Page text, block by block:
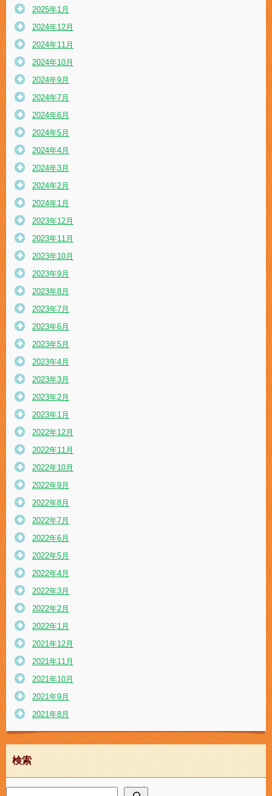
2025年1月
2024年12月
2024年11月
2024年10月
2024年9月
2024年7月
2024年6月
2024年5月
2024年4月
2024年3月
2024年2月
2024年1月
2023年12月
2023年11月
2023年10月
2023年9月
2023年8月
2023年7月
2023年6月
2023年5月
2023年4月
2023年3月
2023年2月
2023年1月
2022年12月
2022年11月
2022年10月
2022年9月
2022年8月
2022年7月
2022年6月
2022年5月
2022年4月
2022年3月
2022年2月
2022年1月
2021年12月
2021年11月
2021年10月
2021年9月
2021年8月
検索